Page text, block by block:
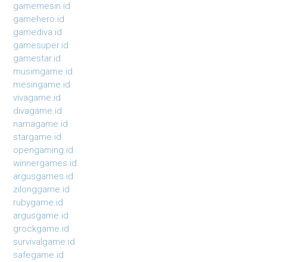
gamemesin.id
gamehero.id
gamediva.id
gamesuper.id
gamestar.id
musimgame.id
mesingame.id
vivagame.id
divagame.id
namagame.id
stargame.id
opengaming.id
winnergames.id
argusgames.id
zilonggame.id
rubygame.id
argusgame.id
grockgame.id
survivalgame.id
safegame.id